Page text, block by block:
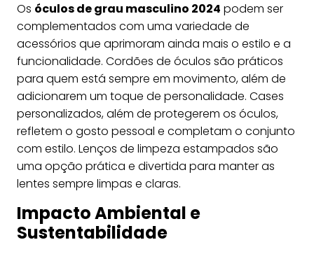
Os óculos de grau masculino 2024 podem ser
complementados com uma variedade de
acessórios que aprimoram ainda mais o estilo e a
funcionalidade. Cordões de óculos são práticos
para quem está sempre em movimento, além de
adicionarem um toque de personalidade. Cases
personalizados, além de protegerem os óculos,
refletem o gosto pessoal e completam o conjunto
com estilo. Lenços de limpeza estampados são
uma opção prática e divertida para manter as
lentes sempre limpas e claras.
Impacto Ambiental e
Sustentabilidade